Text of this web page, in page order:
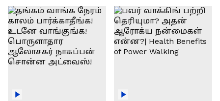
ராஜீவ் சந்தோஷம் !
Interview